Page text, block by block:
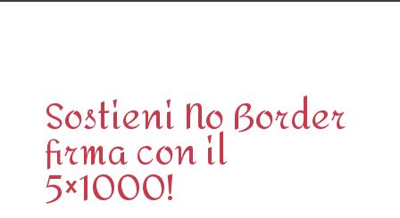
Sostieni No Border
firma con il
5×1000!